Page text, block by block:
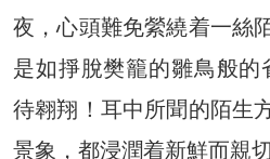
夜，心頭難免縈繞着一絲
是如掙脫樊籠的雛鳥般
待翱翔！耳中所聞的陌生
景象，都浸潤着新鮮而親切